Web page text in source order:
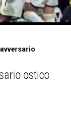
ostico